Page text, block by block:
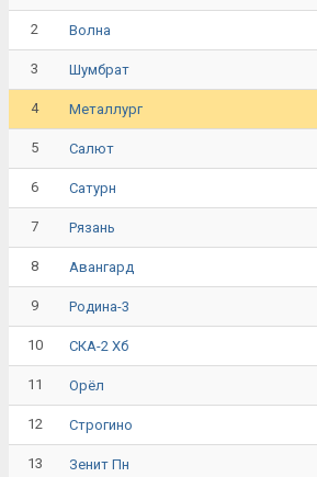
2 Волна
3 Шумбрат
4 Металлург
5 Салют
6 Сатурн
7 Рязань
8 Авангард
9 Родина-3
10 СКА-2 Хб
11 Орёл
12 Строгино
13 Зенит Пн